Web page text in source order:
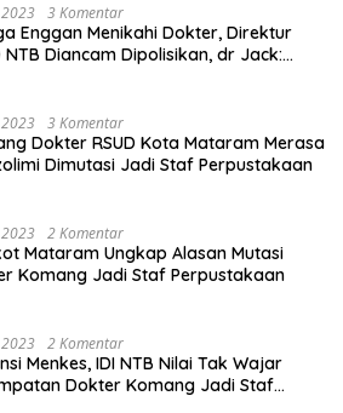
3 Komentar
Enggan Menikahi Dokter, Direktur
NTB Diancam Dipolisikan, dr Jack:
2023 3 Komentar
Dokter RSUD Kota Mataram Merasa
Dimutasi Jadi Staf Perpustakaan
2023 2 Komentar
Mataram Ungkap Alasan Mutasi
Komang Jadi Staf Perpustakaan
2023 2 Komentar
Menkes, IDI NTB Nilai Tak Wajar
Dokter Komang Jadi Staf